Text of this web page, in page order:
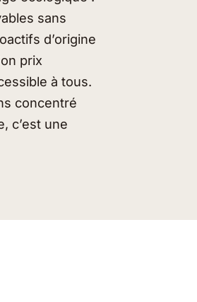
sans
d’origine
prix
à tous.
concentré
c’est une